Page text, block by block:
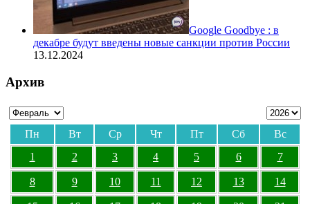
Google Goodbye : в
декабре будут введены новые санкции против России
13.12.2024
Архив
Пн Вт Ср Чт Пт Сб
Вс
1
2 3 4 5 6 7
8 9 10 11 12 13 14